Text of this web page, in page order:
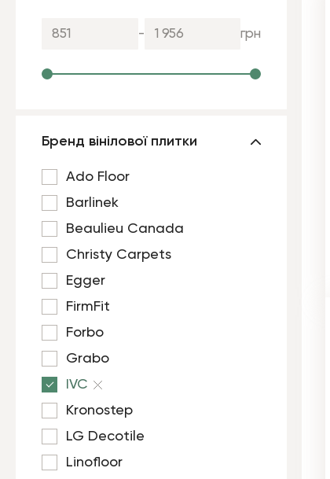
- грн
Бренд вінілової плитки
Ado Floor
Barlinek
Beaulieu Canada
Christy Carpets
Egger
FirmFit
Forbo
Grabo
IVC
Kronostep
LG Decotile
Linofloor